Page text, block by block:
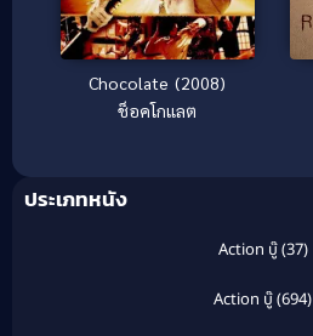
Chocolate (2008)
ช็อคโกแลต
ประเภทหนัง
Action บู๊(37)
Action บู๊(694)